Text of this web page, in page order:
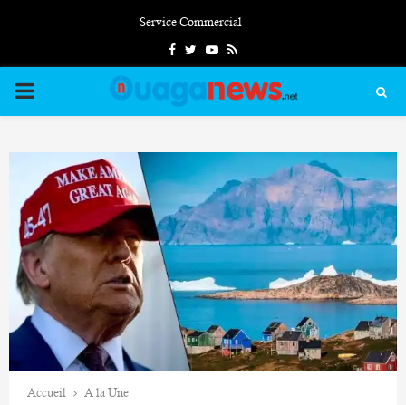
Service Commercial
FacebookTwitterYoutube
Rss
PRIMARY
Accueil
A la Une